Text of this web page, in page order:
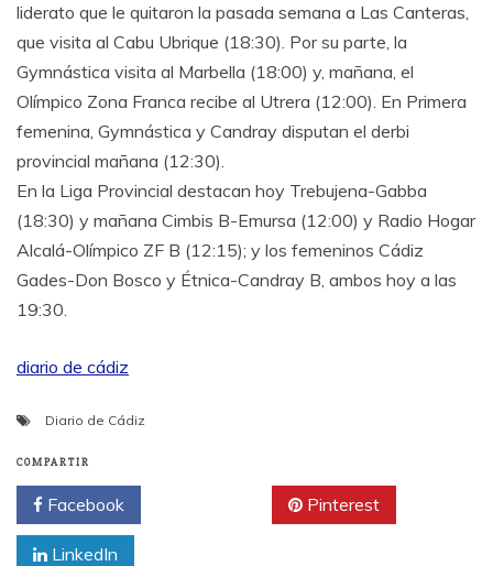
liderato que le quitaron la pasada semana a Las Canteras,
que visita al Cabu Ubrique (18:30). Por su parte, la
Gymnástica visita al Marbella (18:00) y, mañana, el
Olímpico Zona Franca recibe al Utrera (12:00). En Primera
femenina, Gymnástica y Candray disputan el derbi
provincial mañana (12:30).
En la Liga Provincial destacan hoy Trebujena-Gabba
(18:30) y mañana Cimbis B-Emursa (12:00) y Radio Hogar
Alcalá-Olímpico ZF B (12:15); y los femeninos Cádiz
Gades-Don Bosco y Étnica-Candray B, ambos hoy a las
19:30.
diario de cádiz
Diario de Cádiz
COMPARTIR
Facebook Pinterest
LinkedIn